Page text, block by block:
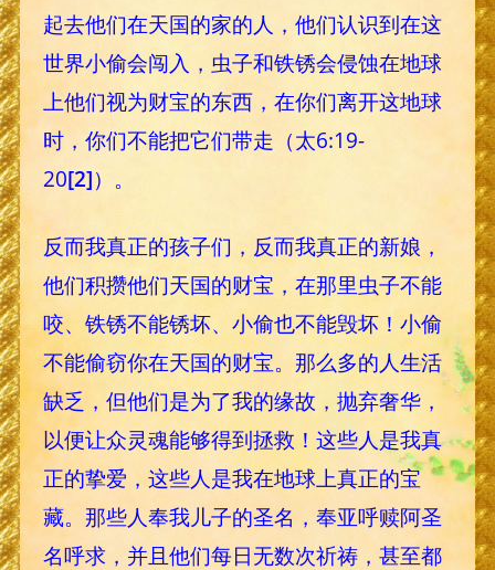
起去他们在天国的家的人，他们认识到在这
世界小偷会闯入，虫子和铁锈会侵蚀在地球
上他们视为财宝的东西，在你们离开这地球
时，你们不能把它们带走（太6:19-
20[2]）。
反而我真正的孩子们，反而我真正的新娘，
他们积攒他们天国的财宝，在那里虫子不能
咬、铁锈不能锈坏、小偷也不能毁坏！小偷
不能偷窃你在天国的财宝。那么多的人生活
缺乏，但他们是为了我的缘故，抛弃奢华，
以便让众灵魂能够得到拯救！这些人是我真
正的挚爱，这些人是我在地球上真正的宝
藏。那些人奉我儿子的圣名，奉亚呼赎阿圣
名呼求，并且他们每日无数次祈祷，甚至都